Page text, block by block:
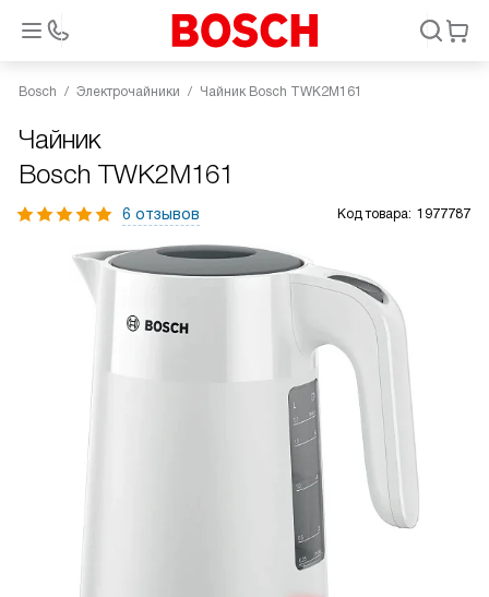
Bosch Электрочайники Чайник Bosch TWK2M161
Чайник
Bosch TWK2M161
6 отзывов Код товара: 1977787